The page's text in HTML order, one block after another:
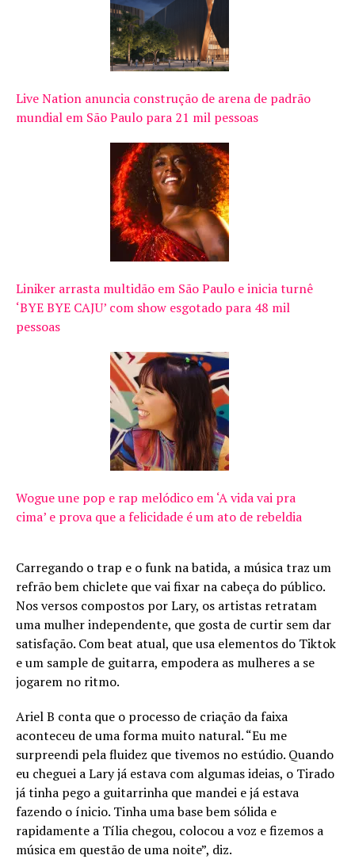
Live Nation anuncia construção de arena de padrão
mundial em São Paulo para 21 mil pessoas
Liniker arrasta multidão em São Paulo e inicia turnê
‘BYE BYE CAJU’ com show esgotado para 48 mil
pessoas
Wogue une pop e rap melódico em ‘A vida vai pra
cima’ e prova que a felicidade é um ato de rebeldia
Carregando o trap e o funk na batida, a música traz um
refrão bem chiclete que vai fixar na cabeça do público.
Nos versos compostos por Lary, os artistas retratam
uma mulher independente, que gosta de curtir sem dar
satisfação. Com beat atual, que usa elementos do Tiktok
e um sample de guitarra, empodera as mulheres a se
jogarem no ritmo.
Ariel B conta que o processo de criação da faixa
aconteceu de uma forma muito natural. “Eu me
surpreendi pela fluidez que tivemos no estúdio. Quando
eu cheguei a Lary já estava com algumas ideias, o Tirado
já tinha pego a guitarrinha que mandei e já estava
fazendo o ínicio. Tinha uma base bem sólida e
rapidamente a Tília chegou, colocou a voz e fizemos a
música em questão de uma noite”, diz.